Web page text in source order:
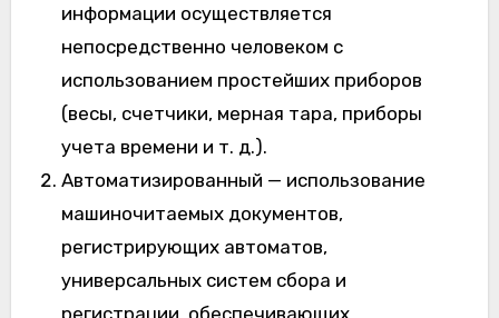
информации осуществляется
непосредственно человеком с
использованием простейших приборов
(весы, счетчики, мерная тара, приборы
учета времени и т. д.).
Автоматизированный — использование
машиночитаемых документов,
регистрирующих автоматов,
универсальных систем сбора и
регистрации, обеспечивающих